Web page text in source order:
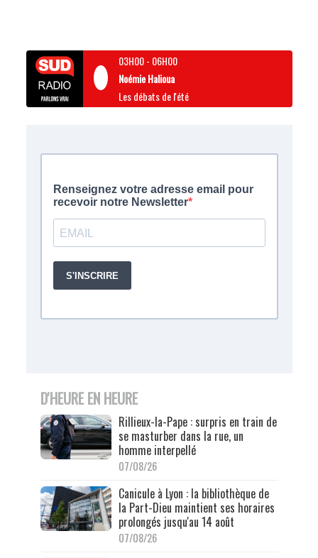
03H00- 06H00
Noémie Halioua
Les débats de l'été
D'HEURE EN HEURE
Rillieux-la-Pape : surpris en train de
se masturber dans la rue, un
homme interpellé
07/08/26
Canicule à Lyon : la bibliothèque de
la Part-Dieu maintient ses horaires
prolongés jusqu'au 14 août
07/08/26